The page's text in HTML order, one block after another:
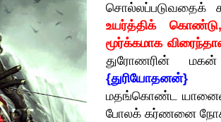
சொல்லப்படுவதைக்
உயர்த்திக்
மூர்க்கமாக
துரோணரின்
{துரியோதனன்}
மதங்கொண்ட
போலக் கர்ணனை